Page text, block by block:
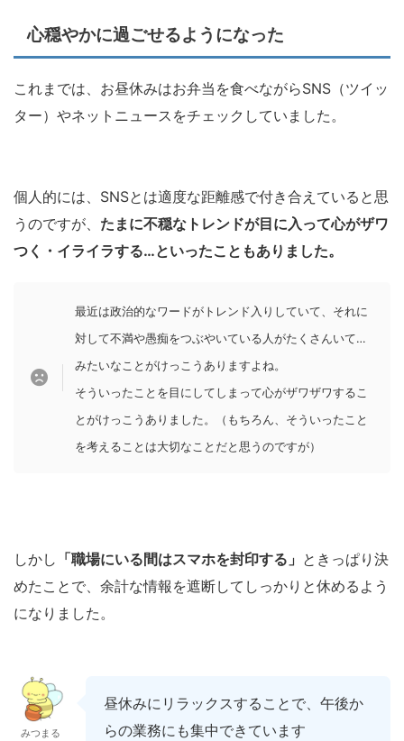
心穏やかに過ごせるようになった
これまでは、お昼休みはお弁当を食べながらSNS（ツイッ
ター）やネットニュースをチェックしていました。
個人的には、SNSとは適度な距離感で付き合えていると思
うのですが、 たまに不穏なトレンドが目に入って心がザワ
つく・イライラする…といったこともありました。
最近は政治的なワードがトレンド入りしていて、それに
対して不満や愚痴をつぶやいている人がたくさんいて…
みたいなことがけっこうありますよね。
そういったことを目にしてしまって心がザワザワするこ
とがけっこうありました。（もちろん、そういったこと
を考えることは大切なことだと思うのですが）
しかし 「職場にいる間はスマホを封印する」 ときっぱり決
めたことで、余計な情報を遮断してしっかりと休めるよう
になりました。
みつまる
昼休みにリラックスすることで、午後か
らの業務にも集中できています